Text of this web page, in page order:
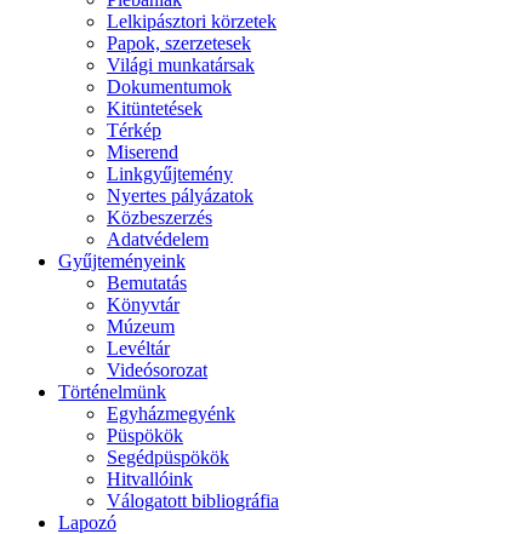
Lelkipásztori körzetek
Papok, szerzetesek
Világi munkatársak
Dokumentumok
Kitüntetések
Térkép
Miserend
Linkgyűjtemény
Nyertes pályázatok
Közbeszerzés
Adatvédelem
Gyűjteményeink
Bemutatás
Könyvtár
Múzeum
Levéltár
Videósorozat
Történelmünk
Egyházmegyénk
Püspökök
Segédpüspökök
Hitvallóink
Válogatott bibliográfia
Lapozó